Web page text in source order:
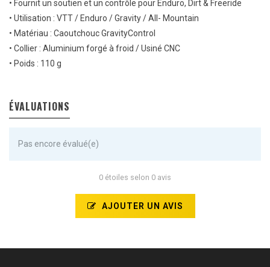
• Fournit un soutien et un contrôle pour Enduro, Dirt & Freeride
• Utilisation : VTT / Enduro / Gravity / All- Mountain
• Matériau : Caoutchouc GravityControl
• Collier : Aluminium forgé à froid / Usiné CNC
• Poids : 110 g
ÉVALUATIONS
Pas encore évalué(e)
0 étoiles selon 0 avis
AJOUTER UN AVIS